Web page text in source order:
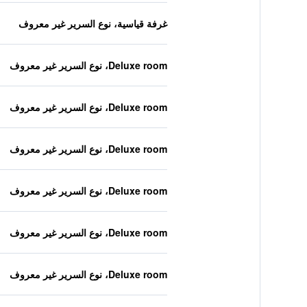
غرفة قياسية، نوع السرير غير معروف
Deluxe room، نوع السرير غير معروف
Deluxe room، نوع السرير غير معروف
Deluxe room، نوع السرير غير معروف
Deluxe room، نوع السرير غير معروف
Deluxe room، نوع السرير غير معروف
Deluxe room، نوع السرير غير معروف